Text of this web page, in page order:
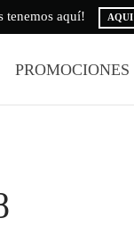
tenemos aquí! AQUI
PROMOCIONES